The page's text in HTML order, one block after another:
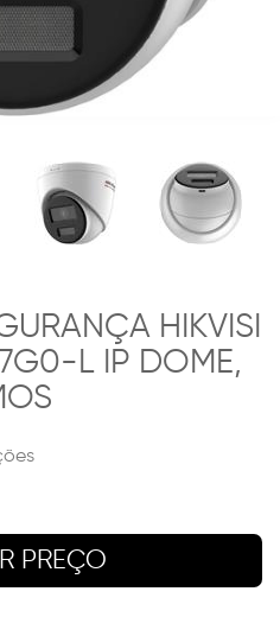
HIKVISI
L IP DOME,
PREÇO